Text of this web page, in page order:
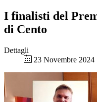
I finalisti del
di Cento
Dettagli
23 Novembre 2024